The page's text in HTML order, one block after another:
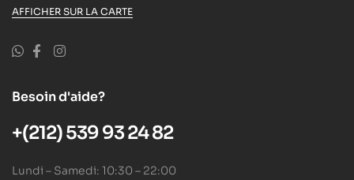
AFFICHER SUR LA CARTE
Besoin d'aide?
+(212) 539 93 24 82
Lundi – Samedi: 10:30 – 22:00